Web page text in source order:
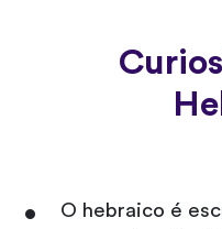
O hebraico é